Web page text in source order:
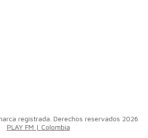
registrada. Derechos reservados 2026
PLAY FM | Colombia